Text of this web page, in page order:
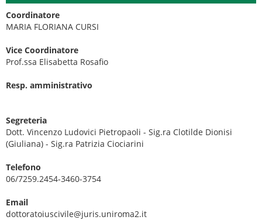
Coordinatore
MARIA FLORIANA CURSI
Vice Coordinatore
Prof.ssa Elisabetta Rosafio
Resp. amministrativo
Segreteria
Dott. Vincenzo Ludovici Pietropaoli - Sig.ra Clotilde Dionisi
(Giuliana) - Sig.ra Patrizia Ciociarini
Telefono
06/7259.2454-3460-3754
Email
dottoratoiuscivile@juris.uniroma2.it